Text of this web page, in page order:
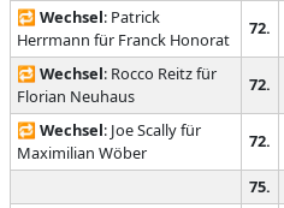
🔁 Wechsel: Patrick
Herrmann für Franck Honorat
72.
🔁 Wechsel: Rocco Reitz für
Florian Neuhaus
72.
🔁 Wechsel: Joe Scally für
Maximilian Wöber
72.
75.